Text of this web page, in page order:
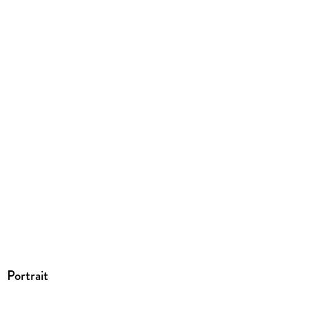
Portrait